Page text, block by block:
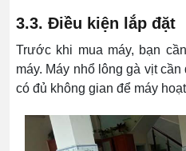
3.3. Điều kiện lắp đặt
Trước khi mua máy, bạn
máy. Máy nhổ lông gà vịt
có đủ không gian để máy